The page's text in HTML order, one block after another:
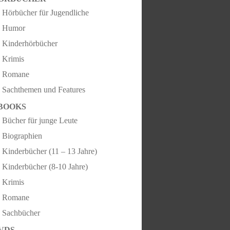
Hörbücher für Jugendliche
Humor
Kinderhörbücher
Krimis
Romane
Sachthemen und Features
Bücher für junge Leute
Biographien
Kinderbücher (11 – 13 Jahre)
Kinderbücher (8-10 Jahre)
Krimis
Romane
Sachbücher